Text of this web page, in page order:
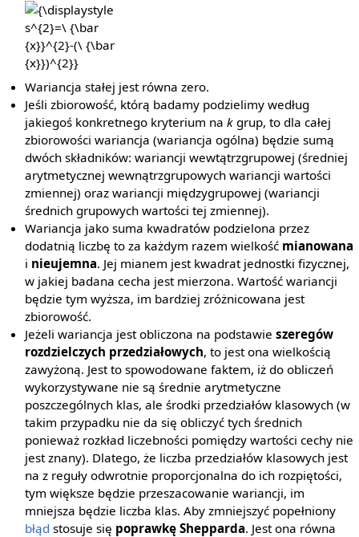
{\displaystyle
s^{2}=\ {\bar
{x}}^{2}-(\
{\bar
{x}})^{2}}
Wariancja stałej jest równa zero.
Jeśli zbiorowość, którą badamy podzielimy według
jakiegoś konkretnego kryterium nakgrup, to dla całej
zbiorowości wariancja (wariancja ogólna) będzie sumą
dwóch składników: wariancji wewtątrzgrupowej (średniej
arytmetycznej wewnątrzgrupowych wariancji wartości
zmiennej) oraz wariancji międzygrupowej (wariancji
średnich grupowych wartości tej zmiennej).
Wariancja jako suma kwadratów podzielona przez
dodatnią liczbę to za każdym razem wielkość mianowana
i nieujemna. Jej mianem jest kwadrat jednostki fizycznej,
w jakiej badana cecha jest mierzona. Wartość wariancji
będzie tym wyższa, im bardziej zróżnicowana jest
zbiorowość.
Jeżeli wariancja jest obliczona na podstawieszeregów
rozdzielczych przedziałowych, to jest ona wielkością
zawyżoną. Jest to spowodowane faktem, iż do obliczeń
wykorzystywane nie są średnie arytmetyczne
poszczególnych klas, ale środki przedziałów klasowych (w
takim przypadku nie da się obliczyć tych średnich
ponieważ rozkład liczebności pomiędzy wartości cechy nie
jest znany). Dlatego, że liczba przedziałów klasowych jest
na z reguły odwrotnie proporcjonalna do ich rozpiętości,
tym większe będzie przeszacowanie wariancji, im
mniejsza będzie liczba klas. Aby zmniejszyć popełniony
błąd stosuje się poprawkę Shepparda. Jest ona równa